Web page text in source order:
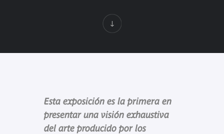
Esta exposición es la primera en
presentar una visión exhaustiva
del arte producido por los